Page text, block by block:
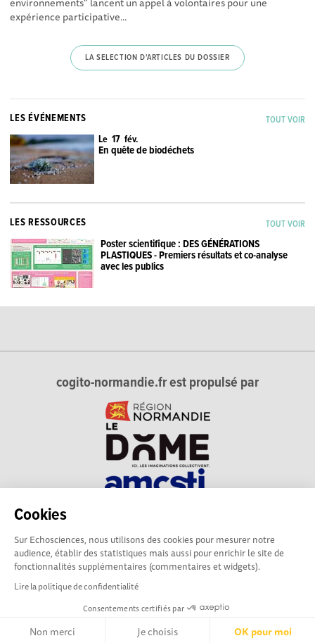
Cookies
Sur Echosciences, nous utilisons des cookies pour mesurer notre
audience, établir des statistiques mais aussi pour enrichir le site de
fonctionnalités supplémentaires (commentaires et widgets).
Lire la politique de confidentialité
Consentements certifiés par
Non merci Je choisis OK pour moi
expérience participative...
LA SELECTION D'ARTICLES DU DOSSIER
TOUT VOIR
LES ÉVÉNEMENTS
Le 17 fév.
En quête de biodéchets
TOUT VOIR
LES RESSOURCES
Poster scientifique : DES GÉNÉRATIONS
PLASTIQUES - Premiers résultats et co-analyse
avec les publics
cogito-normandie.fr est propulsé par
technique et du dialogue science-société en Normandie.
cogito-normandie.fr est membre du réseau Echosciences
France animé par l'Amcsti.
Mentions légales|Politique de confidentialité
Ligne éditoriale